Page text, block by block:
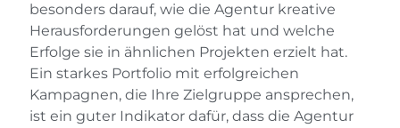
besonders darauf, wie die Agentur kreative
Herausforderungen gelöst hat und welche
Erfolge sie in ähnlichen Projekten erzielt hat.
Ein starkes Portfolio mit erfolgreichen
Kampagnen, die Ihre Zielgruppe ansprechen,
ist ein guter Indikator dafür, dass die Agentur